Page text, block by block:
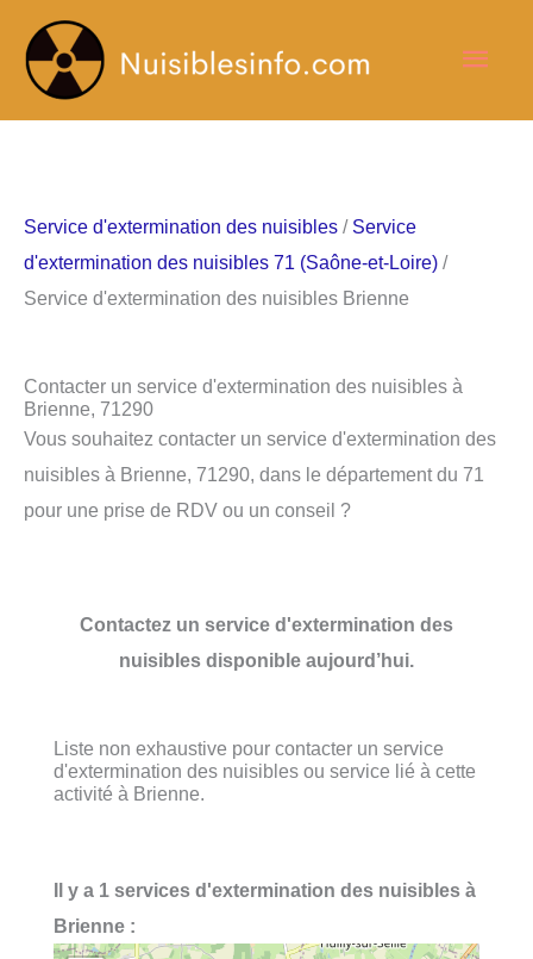
contenu
Service d'extermination des nuisibles / Service
d'extermination des nuisibles 71 (Saône-et-Loire) /
Service d'extermination des nuisibles Brienne
Contacter un service d'extermination des nuisibles à
Brienne, 71290
Vous souhaitez contacter un service d'extermination des
nuisibles à Brienne, 71290, dans le département du 71
pour une prise de RDV ou un conseil ?
Contactez un service d'extermination des
nuisibles disponible aujourd’hui.
Liste non exhaustive pour contacter un service
d'extermination des nuisibles ou service lié à cette
activité à Brienne.
Il y a 1 services d'extermination des nuisibles à
Brienne :